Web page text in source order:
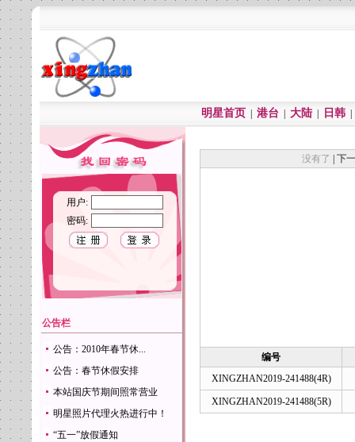
明星首页 港台 大陆 日韩
用户:
密码:
公告栏
公告：2010年春节休...
公告：春节休假安排
本站国庆节期间照常营业
明星照片代理火热进行中！
“五一”放假通知
没有了 下
编号
XINGZHAN2019-241488(4R)
XINGZHAN2019-241488(5R)